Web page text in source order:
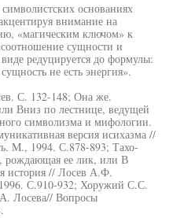
основаниях
внимание на
«магическим ключом» к
сущности и
редуцируется до формулы:
не есть энергия».
С. 132-148; Она же.
Вниз по лестнице, ведущей
символизма и мифологии.
версия исихазма //
M., 1994. С.878-893; Тахо-
ее лик, или В
история // Лосев А.Ф.
С.910-932; Хоружий С.С.
Лосева// Вопросы